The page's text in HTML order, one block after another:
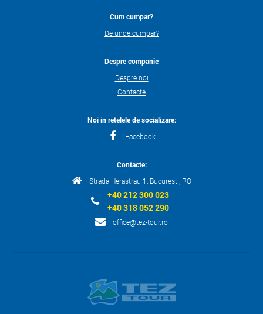
Cum cumpar?
De unde cumpar?
Despre companie
Despre noi
Contacte
Noi in retelele de socializare:
Facebook
Contacte:
Strada Herastrau 1, Bucuresti, RO
+40 212 300 023
+40 318 052 290
office@tez-tour.ro